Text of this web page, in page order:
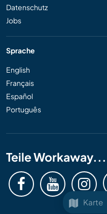
Karte
Datenschutz
Jobs
Sprache
English
Français
Español
Português
Teile Workaway...